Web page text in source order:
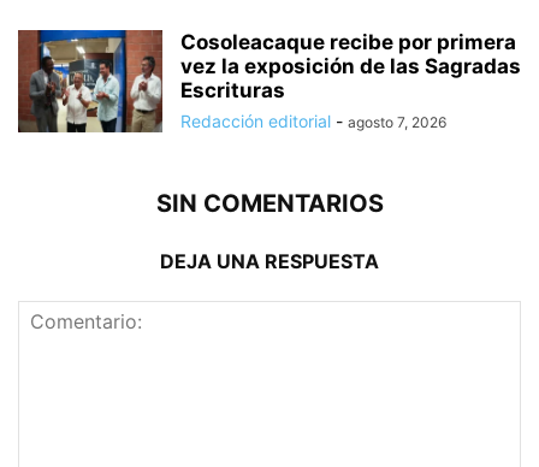
Cosoleacaque recibe por primera
vez la exposición de las Sagradas
Escrituras
Redacción editorial - agosto 7, 2026
SIN COMENTARIOS
DEJA UNA RESPUESTA